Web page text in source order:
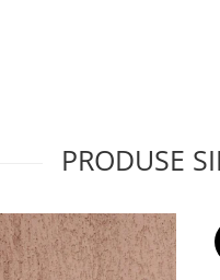
PRODUSE